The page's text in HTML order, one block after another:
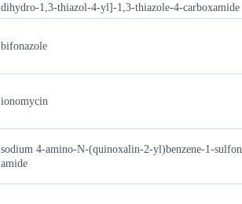
dihydro-1,3-thiazol-4-yl]-1,3-thiazole-4-carboxamide
bifonazole
ionomycin
sodium 4-amino-N-(quinoxalin-2-yl)benzene-1-sulfon
amide